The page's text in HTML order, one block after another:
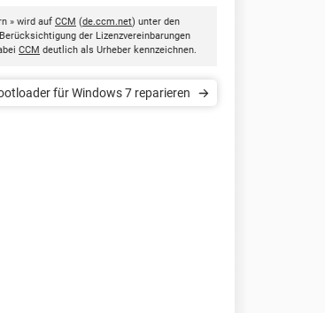
» wird auf CCM (de.ccm.net) unter den
der Lizenzvereinbarungen
CCM deutlich als Urheber kennzeichnen.
für Windows 7 reparieren